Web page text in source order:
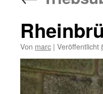
Von marc | Veröffentlicht